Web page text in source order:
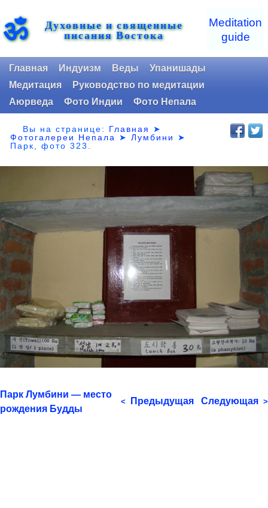
ॐ Духовные и священные
писания Востока
Meditation
guide
Главная Индуизм Веды
Упанишады
Медитация
Руководство по медитации
Аюрведа
Фото Индии Фото Непала
Вы на странице: Главная
➤
Фотогалереи Непала
➤Лумбини
➤
Парк,фото 323.
Парк Лумбини — место
рождения Будды
< Предыдущая Следующая >